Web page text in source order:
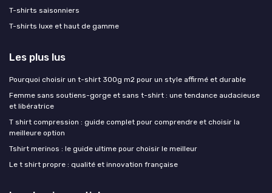
T-shirts saisonniers
T-shirts luxe et haut de gamme
Les plus lus
Pourquoi choisir un t-shirt 300g m2 pour un style affirmé et durable
Femme sans soutiens-gorge et sans t-shirt : une tendance audacieuse
et libératrice
T shirt compression : guide complet pour comprendre et choisir la
meilleure option
Tshirt merinos : le guide ultime pour choisir le meilleur
Le t shirt propre : qualité et innovation française